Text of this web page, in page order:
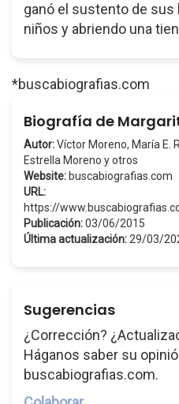
ganó el sustento de sus
niños y abriendo una
*buscabiografias.com
Biografía de
Autor:Víctor Moreno, María E.
Estrella Moreno y otros
Website: buscabiografias.com
URL:
https://
Publicación:03/06/2015
Última actualización: 29/03/
Sugerencias
¿Corrección?
Háganos saber su
buscabiografias.com.